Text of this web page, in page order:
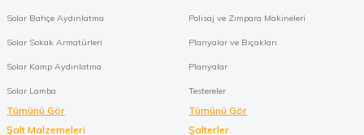
Solar Bahçe Aydınlatma
Solar Sokak Armatürleri
Solar Kamp Aydınlatma
Solar Lamba
Tümünü Gör
Polisaj ve Zımpara Makineleri
Planyalar ve Bıçakları
Planyalar
Testereler
Tümünü Gör
Şalt Malzemeleri
Şalterler